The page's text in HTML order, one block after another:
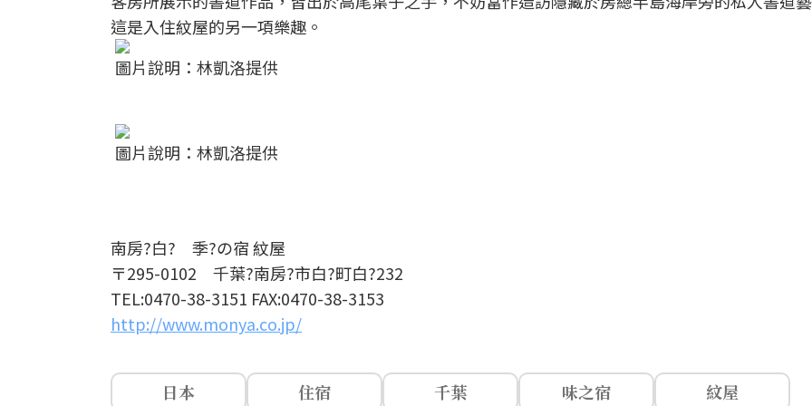
這是入住紋屋的另一項樂趣。
圖片說明：林凱洛提供
圖片說明：林凱洛提供
南房?白? 季?の宿 紋屋
〒295-0102 千葉?南房?市白?町白?232
TEL:0470-38-3151 FAX:0470-38-3153
http://www.monya.co.jp/
日本 住宿 千葉 味之宿 紋屋